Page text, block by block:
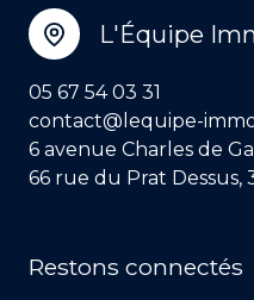
L'Équipe
05 67 54 03 31
contact@lequipe-
6 avenue Charles de
66 rue du Prat Dessus,
Restons connectés